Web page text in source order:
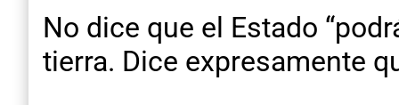
No dice que el Estado
tierra. Dice expresamente